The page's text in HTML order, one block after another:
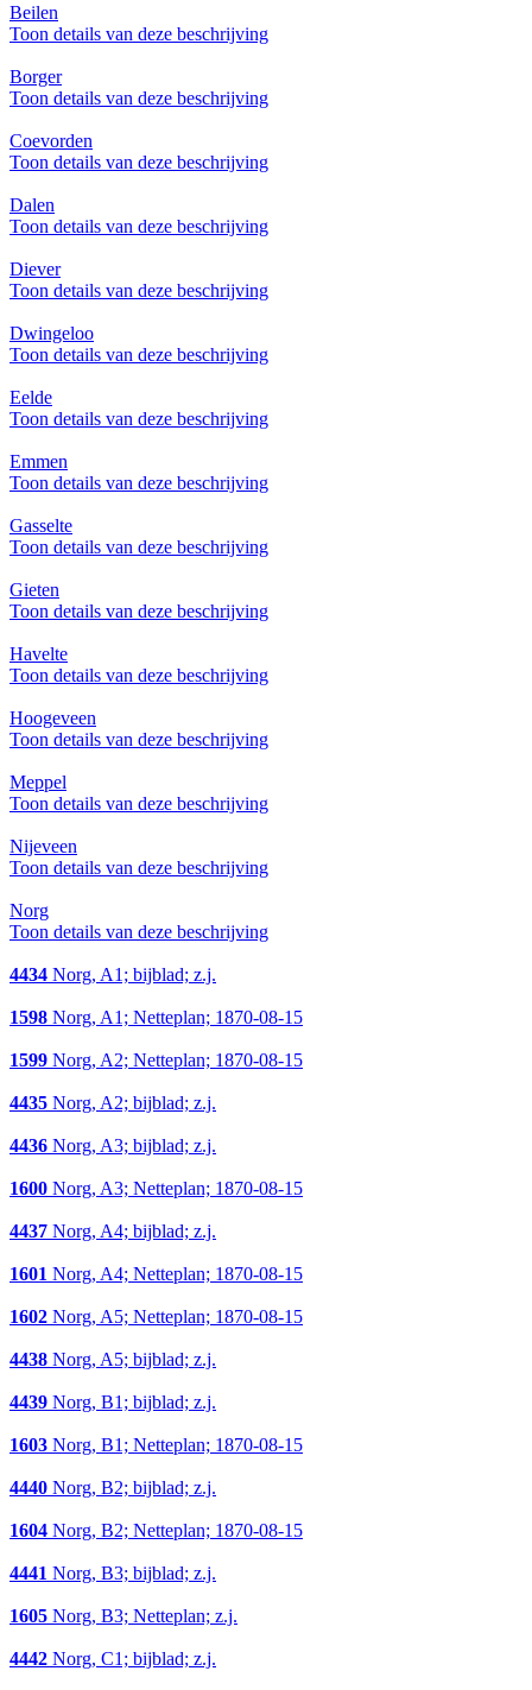
Beilen
Toon details van deze beschrijving
Borger
Toon details van deze beschrijving
Coevorden
Toon details van deze beschrijving
Dalen
Toon details van deze beschrijving
Diever
Toon details van deze beschrijving
Dwingeloo
Toon details van deze beschrijving
Eelde
Toon details van deze beschrijving
Emmen
Toon details van deze beschrijving
Gasselte
Toon details van deze beschrijving
Gieten
Toon details van deze beschrijving
Havelte
Toon details van deze beschrijving
Hoogeveen
Toon details van deze beschrijving
Meppel
Toon details van deze beschrijving
Nijeveen
Toon details van deze beschrijving
Norg
Toon details van deze beschrijving
4434 Norg, A1; bijblad; z.j.
1598 Norg, A1; Netteplan; 1870-08-15
1599 Norg, A2; Netteplan; 1870-08-15
4435 Norg, A2; bijblad; z.j.
4436 Norg, A3; bijblad; z.j.
1600 Norg, A3; Netteplan; 1870-08-15
4437 Norg, A4; bijblad; z.j.
1601 Norg, A4; Netteplan; 1870-08-15
1602 Norg, A5; Netteplan; 1870-08-15
4438 Norg, A5; bijblad; z.j.
4439 Norg, B1; bijblad; z.j.
1603 Norg, B1; Netteplan; 1870-08-15
4440 Norg, B2; bijblad; z.j.
1604 Norg, B2; Netteplan; 1870-08-15
4441 Norg, B3; bijblad; z.j.
1605 Norg, B3; Netteplan; z.j.
4442 Norg, C1; bijblad; z.j.